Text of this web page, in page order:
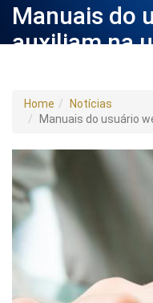
Manuais do
auxiliam na
Home
Notícias
Manuais do usuário